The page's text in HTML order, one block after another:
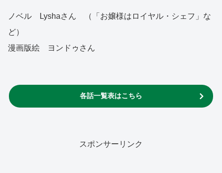
ノベル Lyshaさん （「お嬢様はロイヤル・シェフ」な
ど）
漫画版絵 ヨンドゥさん
各話一覧表はこちら
スポンサーリンク